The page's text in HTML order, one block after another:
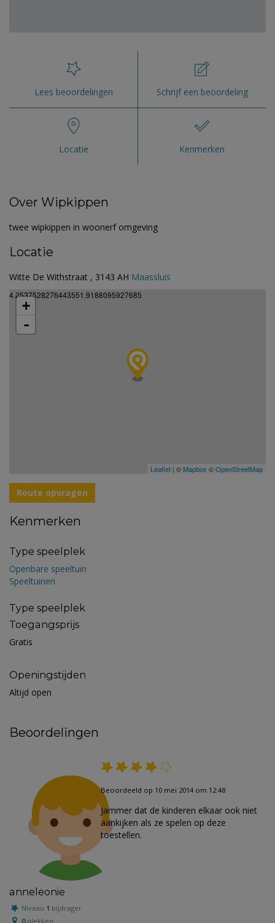
Lees beoordelingen Schrijf een beoordeling
Locatie Kenmerken
Over Wipkippen
twee wipkippen in woonerf omgeving
Locatie
Witte De Withstraat , 3143 AH Maassluis
4.2537528276443551.9188095927685
+
-
Leaflet | © Mapbox ©OpenStreetMap
Route opvragen
Kenmerken
Type speelplek
Openbare speeltuin
Speeltuinen
Type speelplek
Toegangsprijs
Gratis
Openingstijden
Altijd open
Beoordelingen
anneleonie
Niveau 1 bijdrager
0plekken
Beoordeeld op 10 mei 2014 om 12:48
Jammer dat de kinderen elkaar ook niet
aankijken als ze spelen op deze
toestellen.